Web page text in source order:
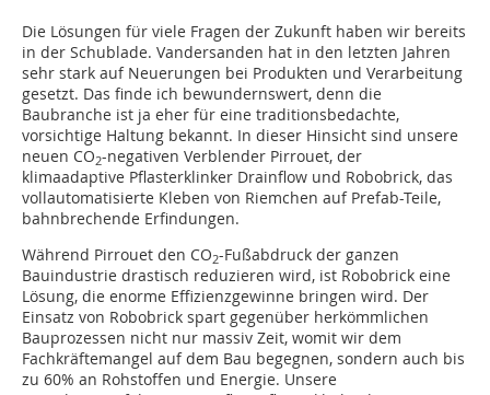
Die Lösungen für viele Fragen der Zukunft haben wir bereits
in der Schublade. Vandersanden hat in den letzten Jahren
sehr stark auf Neuerungen bei Produkten und Verarbeitung
gesetzt. Das finde ich bewundernswert, denn die
Baubranche ist ja eher für eine traditionsbedachte,
vorsichtige Haltung bekannt. In dieser Hinsicht sind unsere
neuen CO2-negativen Verblender Pirrouet, der
klimaadaptive Pflasterklinker Drainflow und Robobrick, das
vollautomatisierte Kleben von Riemchen auf Prefab-Teile,
bahnbrechende Erfindungen.
Während Pirrouet den CO2-Fußabdruck der ganzen
Bauindustrie drastisch reduzieren wird, ist Robobrick eine
Lösung, die enorme Effizienzgewinne bringen wird. Der
Einsatz von Robobrick spart gegenüber herkömmlichen
Bauprozessen nicht nur massiv Zeit, womit wir dem
Fachkräftemangel auf dem Bau begegnen, sondern auch bis
zu 60% an Rohstoffen und Energie. Unsere